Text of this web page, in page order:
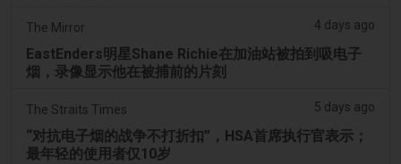
The Mirror 4 days ago
EastEnders明星Shane Richie在加油站被拍到吸电子
烟，录像显示他在被捕前的片刻
The Straits Times 5 days ago
“对抗电子烟的战争不打折扣”，HSA首席执行官表示；
最年轻的使用者仅10岁